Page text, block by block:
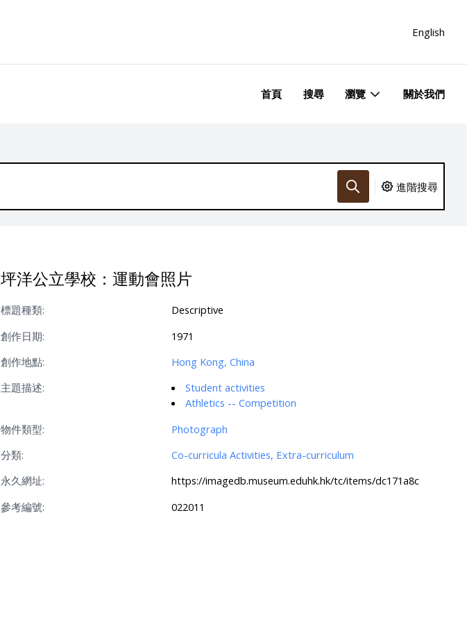
English
首頁 搜尋 瀏覽 關於我們
進階搜尋
坪洋公立學校：運動會照片
標題種類:
Descriptive
創作日期:
1971
創作地點:
Hong Kong, China
主題描述:
Student activities
Athletics -- Competition
物件類型:
Photograph
分類:
Co-curricula Activities, Extra-curriculum
永久網址:
https://imagedb.museum.eduhk.hk/tc/items/dc171a8c
參考編號:
022011